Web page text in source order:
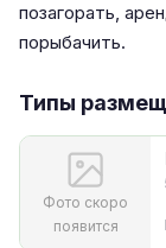
позагорать,
порыбачить.
Типы
Фото скоро
появится